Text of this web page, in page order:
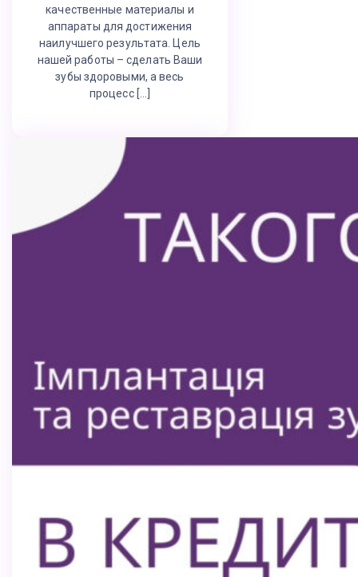
качественные материалы и
аппараты для достижения
наилучшего результата. Цель
нашей работы – сделать Ваши
зубы здоровыми, а весь
процесс […]